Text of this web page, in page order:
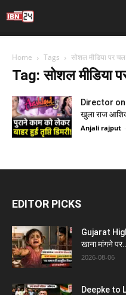
Home Tags सोशल मीडिया पर
Tag: सोशल मीडिया
Director
खुला राज
Anjali rajput -
EDITOR PICKS
Gujarat
खाना मांगने
2026-08-06
Deepke to